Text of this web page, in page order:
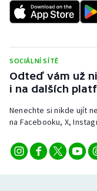
Ostatní
SOCIÁLNÍ SÍTĚ
Odteď vám už
i na dalších
Nenechte si nikde ujít
na Facebooku, X,